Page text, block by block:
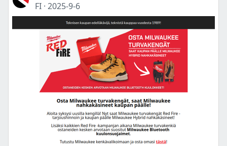
FI · 2025-9-6